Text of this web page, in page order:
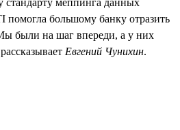
большому банку отразить
были на шаг впереди, а у них
Евгений Чунихин.